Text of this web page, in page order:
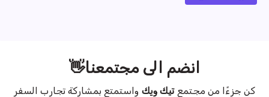
انضم الى مجتمعنا👋
كن جزءًا من مجتمع تيك ويك واستمتع بمشاركة تجارب السفر